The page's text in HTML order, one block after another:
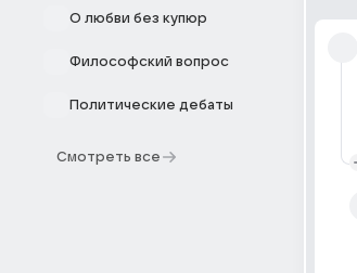
О любви без купюр
Философский вопрос
Политические дебаты
Смотреть все